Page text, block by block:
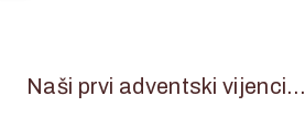
Naši prvi adventski vijenci…